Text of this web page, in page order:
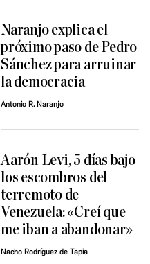
Naranjo explica el
próximo paso de Pedro
Sánchez para arruinar
la democracia
Antonio R. Naranjo
Aarón Levi, 5 días bajo
los escombros del
terremoto de
Venezuela: «Creí que
me iban a abandonar»
Nacho Rodríguez de Tapia